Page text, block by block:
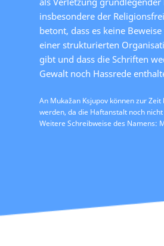
insbesondere der
betont, dass es keine
einer strukturierten
gibt und dass die Schriften
Gewalt noch Hassrede
An Mukažan Ksjupov können zur
werden, da die Haftanstalt noch
Weitere Schreibweise des Namens: